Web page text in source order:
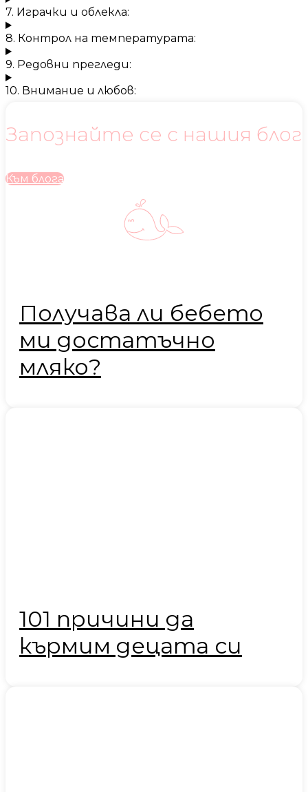
7. Играчки и облекла:
8. Контрол на температурата:
9. Редовни прегледи:
10. Внимание и любов:
Запознайте се с нашия блог
Към блога
Получава ли бебето
ми достатъчно
мляко?
101 причини да
кърмим децата си